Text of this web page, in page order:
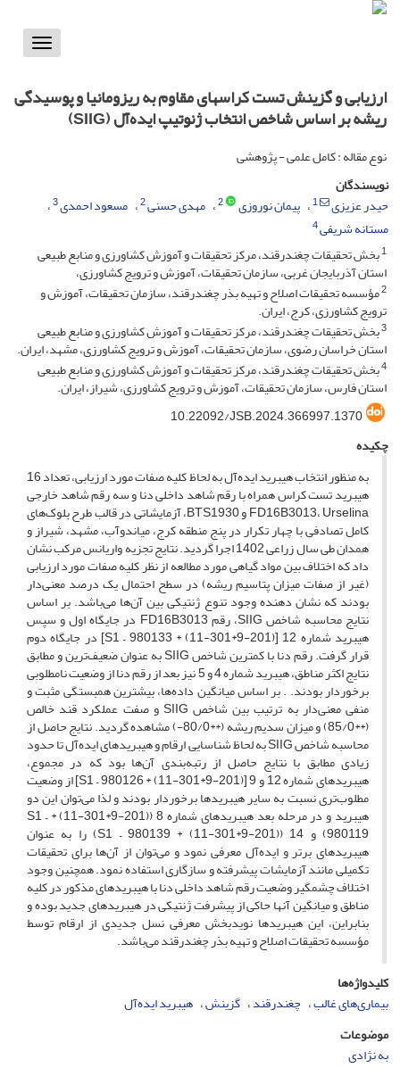
Toggle
ارزیابی و گزینش تست کراس‎های مقاوم به ریزومانیا و پوسیدگی
ریشه بر اساس شاخص انتخاب ژنوتیپ ایده‌آل (SIIG)
نوع مقاله : کامل علمی - پژوهشی
نویسندگان
حیدر عزیزی
1 پیمان نوروزی 2 مهدی حسنی2 مسعود احمدی3
مستانه شریفی4
1بخش تحقیقات چغندرقند، مرکز تحقیقات و آموزش کشاورزی و منابع طبیعی
استان آذربایجان غربی، سازمان تحقیقات، آموزش و ترویج کشاورزی،
2مؤسسه تحقیقات اصلاح و تهیه بذر چغندرقند، سازمان تحقیقات، آموزش و
ترویج کشاورزی، کرج، ایران.
3بخش تحقیقات چغندرقند، مرکز تحقیقات و آموزش کشاورزی و منابع طبیعی
استان خراسان رضوی، سازمان تحقیقات، آموزش و ترویج کشاورزی، مشهد، ایران.
4بخش تحقیقات چغندرقند، مرکز تحقیقات و آموزش کشاورزی و منابع طبیعی
استان فارس، سازمان تحقیقات، آموزش و ترویج کشاورزی، شیراز، ایران.
10.22092/JSB.2024.366997.1370
چکیده
به منظور انتخاب هیبرید ایده‌آل به لحاظ کلیه صفات مورد ارزیابی، تعداد 16
هیبرید تست کراس همراه با رقم شاهد داخلی دنا و سه رقم شاهد خارجی
FD16B3013، Urselina و BTS1930، آزمایشاتی در قالب طرح بلوک‌های
کامل تصادفی با چهار تکرار در پنج منطقه کرج، میاندوآب، مشهد، شیراز و
همدان طی سال زراعی 1402 اجرا گردید. نتایج تجزیه واریانس مرکب نشان
داد که اختلاف بین مواد گیاهی مورد مطالعه از نظر کلیه صفات مورد ارزیابی
(غیر از صفات میزان پتاسیم ریشه) در سطح احتمال یک درصد معنی‌دار
بودند که نشان دهنده وجود تنوع ژنتیکی بین آن‌ها می‌باشد. بر اساس
نتایج محاسبه شاخص SIIG، رقم FD16B3013 در جایگاه اول و سپس
هیبرید شماره 12 [(201-9*301-11) * S1 – 980133] در جایگاه دوم
قرار گرفت. رقم دنا با کمترین شاخص SIIG به عنوان ضعیف‌ترین و مطابق
نتایج اکثر مناطق، هیبرید شماره 4 و 5 نیز بعد از رقم دنا از وضعیت نامطلوبی
برخوردار بودند. . بر اساس میانگین داده‌ها، بیشترین همبستگی مثبت و
منفی معنی‌دار به ترتیب بین شاخص SIIG و صفت عملکرد قند خالص
(**85/0) و میزان سدیم ریشه (**80/0-) مشاهده گردید. نتایج حاصل از
محاسبه شاخص SIIG به لحاظ شناسایی ارقام و هیبریدهای ایده‌آل تا حدود
زیادی مطابق با نتایج حاصل از رتبه‌بندی آن‌ها بود که در مجموع،
هیبریدهای شماره 12 و 9 [(201-9*301-11) * S1 – 980126] از وضعیت
مطلوب‌تری نسبت به سایر هیبریدها برخوردار بودند و لذا می‌توان این دو
هیبرید و در مرحله بعد هیبریدهای شماره 8 ((201-9*301-11) * S1 –
980119) و 14 ((201-9*301-11) * S1 – 980139) را به عنوان
هیبریدهای برتر و ایده‌آل معرفی نمود و می‌توان از آن‌ها برای تحقیقات
تکمیلی مانند آزمایشات پیشرفته و سازگاری استفاده نمود. همچنین وجود
اختلاف چشمگیر وضعیت رقم شاهد داخلی دنا با هیبریدهای مذکور در کلیه
مناطق و میانگین آنها حاکی از پیشرفت ژنتیکی در هیبریدهای جدید بوده و
بنابراین، این هیبریدها نویدبخش معرفی نسل جدیدی از ارقام توسط
مؤسسه تحقیقات اصلاح و تهیه بذر چغندرقند می‌باشد.
کلیدواژه‌ها
بیماری‌های غالب چغندرقند گزینش هیبرید ایده‌آل
موضوعات
به نژادی